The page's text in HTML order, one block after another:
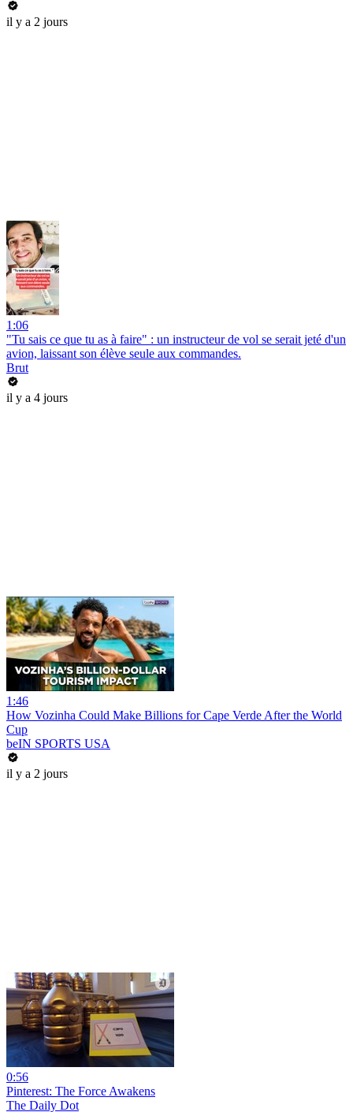
il y a 2 jours
1:06
"Tu sais ce que tu as à faire" : un instructeur de vol se serait jeté d'un
avion, laissant son élève seule aux commandes.
Brut
il y a 4 jours
1:46
How Vozinha Could Make Billions for Cape Verde After the World
Cup
beIN SPORTS USA
il y a 2 jours
0:56
Pinterest: The Force Awakens
The Daily Dot